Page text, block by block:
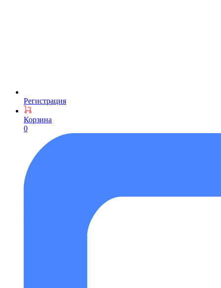
Регистрация
Корзина
0